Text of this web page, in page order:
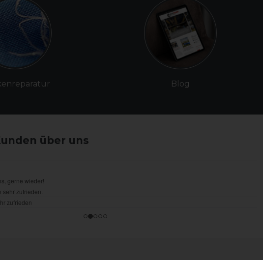
Blog
über uns